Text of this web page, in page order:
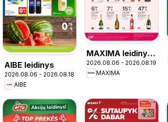
AIBE leidinys
2026.08.06 - 2026.08.18
AIBE
MAXIMA leidinys
- Skonių dienos
2026.08.06 - 2026.08.19
MAXIMA